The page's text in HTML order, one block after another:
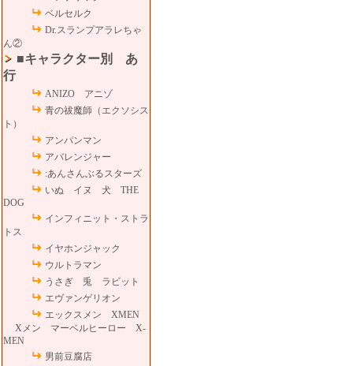
ベルセルク
Dr.スランプアラレちゃ
ん②
■キャラクター別 あ
行
ANIZO アニゾ
青の祓魔師（エクソシス
ト）
アンパンマン
アバレンジャー
:あんさんぶるスターズ
いぬ イヌ 犬 THE
DOG
インフィニット・ストラ
トス
イヤホンジャック
ウルトラマン
うさぎ 兎 ラビット
エヴァンゲリオン
エックスメン XMEN
Xメン マーベルヒーロー X-
MEN
男前豆腐店